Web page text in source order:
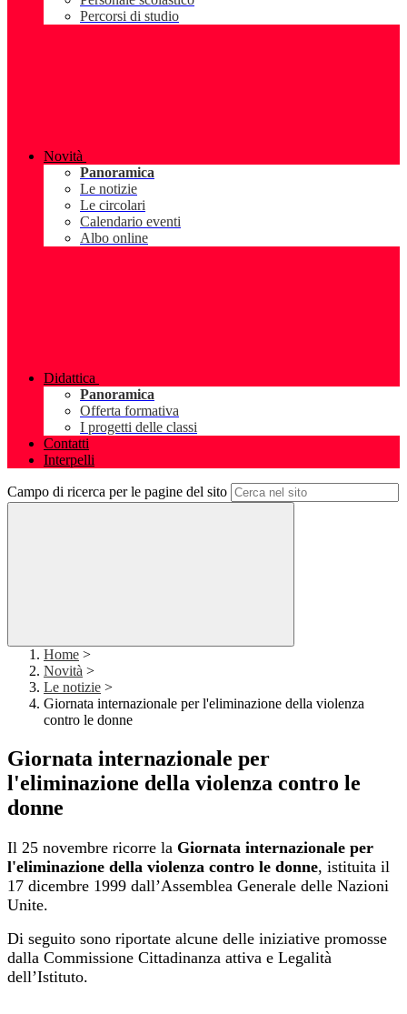
Percorsi di studio
Novità
Panoramica
Le notizie
Le circolari
Calendario eventi
Albo online
Didattica
Panoramica
Offerta formativa
I progetti delle classi
Contatti
Interpelli
Campo di ricerca per le pagine del sito
Home >
Novità >
Le notizie >
Giornata internazionale per l'eliminazione della violenza
contro le donne
Giornata internazionale per
l'eliminazione della violenza contro le
donne
Il 25 novembre ricorre la Giornata internazionale per
l'eliminazione della violenza contro le donne, istituita il
17 dicembre 1999 dall’Assemblea Generale delle Nazioni
Unite.
Di seguito sono riportate alcune delle iniziative promosse
dalla Commissione Cittadinanza attiva e Legalità
dell’Istituto.